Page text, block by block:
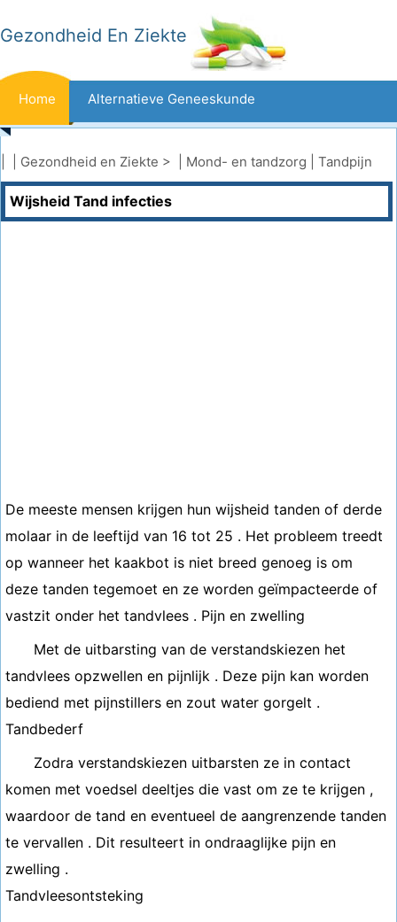
Gezondheid En Ziekte
Home Alternatieve Geneeskunde
Beten En Steken Kanker
Aandoeningen En Behandelingen
Gezondheid en Ziekte > | Mond- en tandzorg Tandpijn
Wijsheid Tand infecties
De meeste mensen krijgen hun wijsheid tanden of derde
molaar in de leeftijd van 16 tot 25 . Het probleem treedt
op wanneer het kaakbot is niet breed genoeg is om
deze tanden tegemoet en ze worden geïmpacteerde of
vastzit onder het tandvlees . Pijn en zwelling
Met de uitbarsting van de verstandskiezen het
tandvlees opzwellen en pijnlijk . Deze pijn kan worden
bediend met pijnstillers en zout water gorgelt .
Tandbederf
Zodra verstandskiezen uitbarsten ze in contact
komen met voedsel deeltjes die vast om ze te krijgen ,
waardoor de tand en eventueel de aangrenzende tanden
te vervallen . Dit resulteert in ondraaglijke pijn en
zwelling .
Tandvleesontsteking